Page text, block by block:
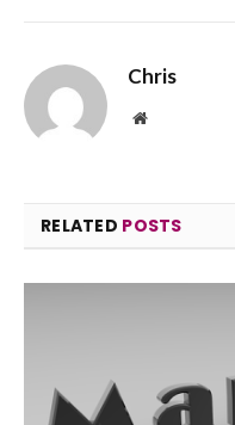
Chris
Website
RELATED POSTS